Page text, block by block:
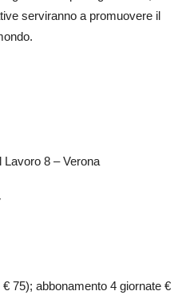
serviranno a promuovere il
Lavoro 8 – Verona
75); abbonamento 4 giornate €